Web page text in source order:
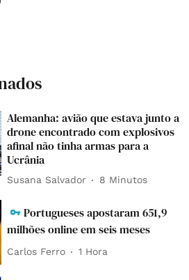
Alemanha: avião que estava junto a
drone encontrado com explosivos
afinal não tinha armas para a
Ucrânia
Susana Salvador 8 Minutos
Portugueses apostaram 651,9
milhões online em seis meses
Carlos Ferro 1 Hora